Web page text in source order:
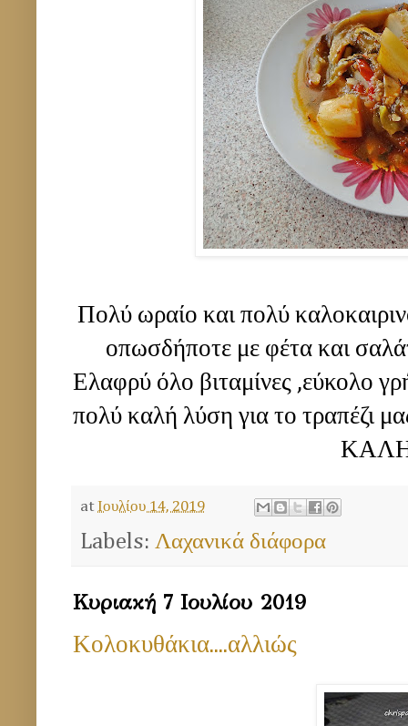
Πολύ ωραίο και πολύ
οπωσδήποτε με φέτα και
Ελαφρύ όλο βιταμίνες ,εύκολο
πολύ καλή λύση για το τραπέζι
ΚΑΛΗ
atΙουλίου 14, 2019
Labels: Λαχανικά διάφορα
Κυριακή 7 Ιουλίου 2019
Κολοκυθάκια....αλλιώς